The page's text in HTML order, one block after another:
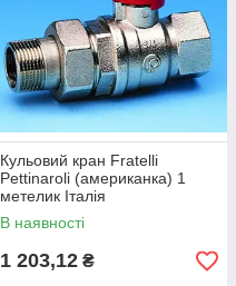
Кульовий кран Fratelli
Pettinaroli (американка) 1
метелик Італія
В наявності
1 203,12 ₴